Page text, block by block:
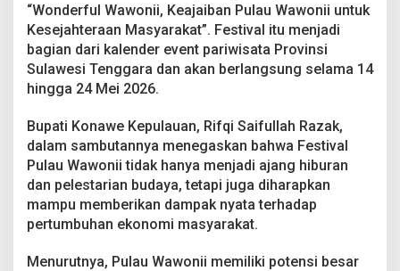
k
a
n
“
W
o
d
e
r
u
l
W
w
“Wonderful Wawonii, Keajaiban Pulau Wawonii untuk
Kesejahteraan Masyarakat”. Festival itu menjadi
bagian dari kalender event pariwisata Provinsi
Sulawesi Tenggara dan akan berlangsung selama 14
hingga 24 Mei 2026.
Bupati Konawe Kepulauan, Rifqi Saifullah Razak,
dalam sambutannya menegaskan bahwa Festival
Pulau Wawonii tidak hanya menjadi ajang hiburan
dan pelestarian budaya, tetapi juga diharapkan
mampu memberikan dampak nyata terhadap
pertumbuhan ekonomi masyarakat.
Menurutnya, Pulau Wawonii memiliki potensi besar